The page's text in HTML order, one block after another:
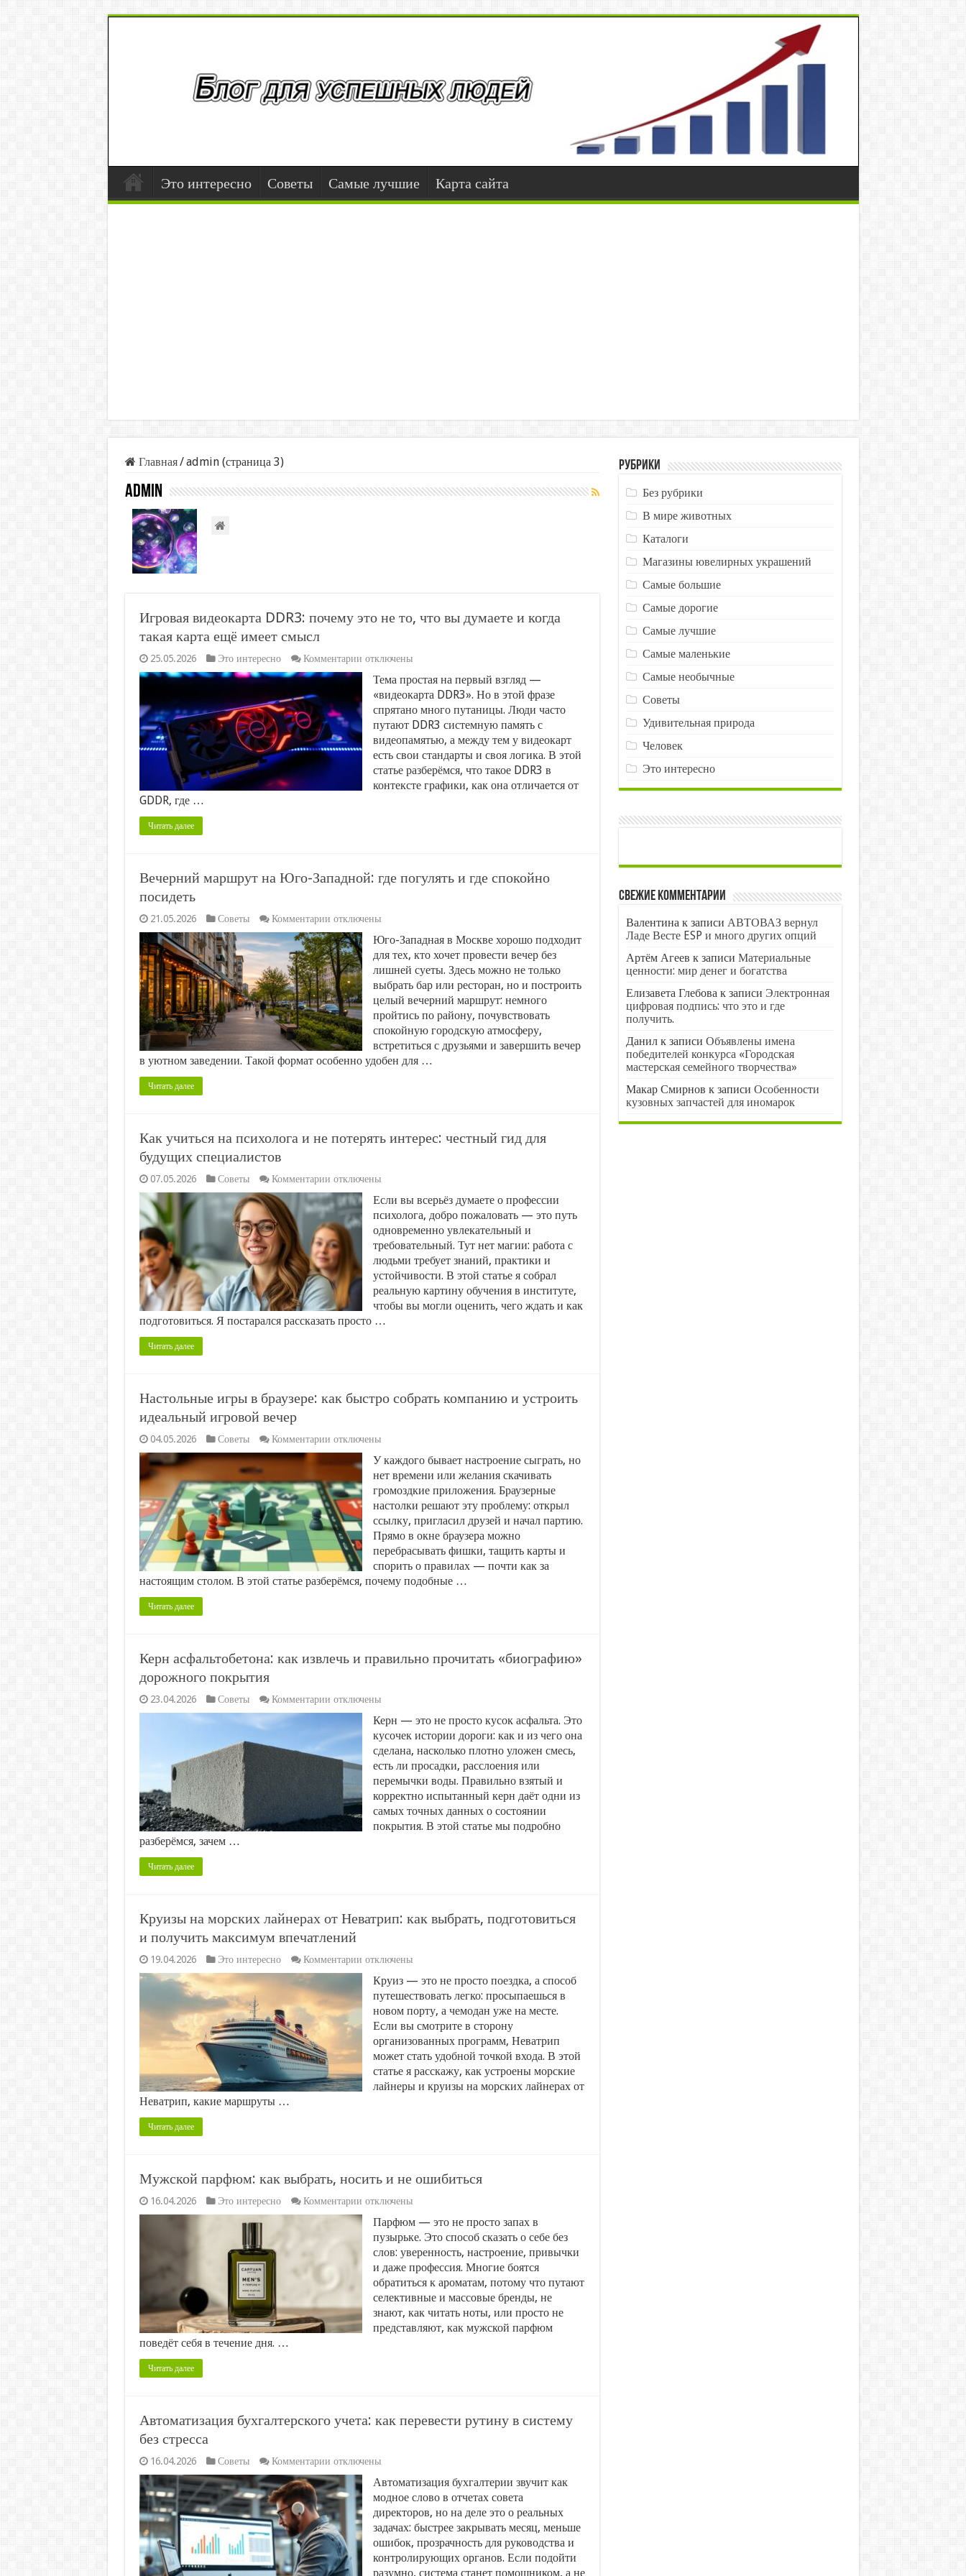
Это интересно Советы Самые лучшие Карта сайта
Главная/admin (страница 3)
admin
Игровая видеокарта DDR3: почему это не то, что вы думаете и когда
такая карта ещё имеет смысл
25.05.2026 Это интересно Комментариик
записи
Игровая
видеокарта
DDR3:
почему
это
не
то,
что
думаете
смысл
отключены
Тема простая на первый взгляд —
«видеокарта DDR3». Но в этой фразе
спрятано много путаницы. Люди часто
путают DDR3 системную память с
видеопамятью, а между тем у видеокарт
есть свои стандарты и своя логика. В этой
статье разберёмся, что такое DDR3 в
контексте графики, как она отличается от
GDDR, где …
Читать далее
Вечерний маршрут на Юго-Западной: где погулять и где спокойно
посидеть
21.05.2026 Советы Комментариик
записи
Вечерний
маршрут
на
Юго-
Западной:
где
погулять
и
где
спокойно
посидеть
отключены
Юго-Западная в Москве хорошо подходит
для тех, кто хочет провести вечер без
лишней суеты. Здесь можно не только
выбрать бар или ресторан, но и построить
целый вечерний маршрут: немного
пройтись по району, почувствовать
спокойную городскую атмосферу,
встретиться с друзьями и завершить вечер
в уютном заведении. Такой формат особенно удобен для …
Читать далее
Как учиться на психолога и не потерять интерес: честный гид для
будущих специалистов
07.05.2026 Советы Комментариик
записи
Как
учиться
на
психолога
и
не
потерять
интерес:
честный
гид
для
отключены
Если вы всерьёз думаете о профессии
психолога, добро пожаловать — это путь
одновременно увлекательный и
требовательный. Тут нет магии: работа с
людьми требует знаний, практики и
устойчивости. В этой статье я собрал
реальную картину обучения в институте,
чтобы вы могли оценить, чего ждать и как
подготовиться. Я постарался рассказать просто …
Читать далее
Настольные игры в браузере: как быстро собрать компанию и устроить
идеальный игровой вечер
04.05.2026 Советы Комментариик
записи
Настольные
в
браузере:
как
быстро
собрать
компанию
и
устроить
идеальный
отключены
У каждого бывает настроение сыграть, но
нет времени или желания скачивать
громоздкие приложения. Браузерные
настолки решают эту проблему: открыл
ссылку, пригласил друзей и начал партию.
Прямо в окне браузера можно
перебрасывать фишки, тащить карты и
спорить о правилах — почти как за
настоящим столом. В этой статье разберёмся, почему подобные …
Читать далее
Керн асфальтобетона: как извлечь и правильно прочитать «биографию»
дорожного покрытия
23.04.2026 Советы Комментариик
записи
асфальтобетона:
извлечь
правильно
прочитать
«биографию»
дорожного
покрытия
отключены
Керн — это не просто кусок асфальта. Это
кусочек истории дороги: как и из чего она
сделана, насколько плотно уложен смесь,
есть ли просадки, расслоения или
перемычки воды. Правильно взятый и
корректно испытанный керн даёт одни из
самых точных данных о состоянии
покрытия. В этой статье мы подробно
разберёмся, зачем …
Читать далее
Круизы на морских лайнерах от Неватрип: как выбрать, подготовиться
и получить максимум впечатлений
19.04.2026 Это интересно Комментариик
записи
Круизы
морских
лайнерах
Неватрип:
как
выбрать,
подготовиться
и
отключены
Круиз — это не просто поездка, а способ
путешествовать легко: просыпаешься в
новом порту, а чемодан уже на месте.
Если вы смотрите в сторону
организованных программ, Неватрип
может стать удобной точкой входа. В этой
статье я расскажу, как устроены морские
лайнеры и круизы на морских лайнерах от
Неватрип, какие маршруты …
Читать далее
Мужской парфюм: как выбрать, носить и не ошибиться
16.04.2026 Это интересно Комментариик
записи
Мужской
парфюм:
как
носить
ошибиться
отключены
Парфюм — это не просто запах в
пузырьке. Это способ сказать о себе без
слов: уверенность, настроение, привычки
и даже профессия. Многие боятся
обратиться к ароматам, потому что путают
селективные и массовые бренды, не
знают, как читать ноты, или просто не
представляют, как мужской парфюм
поведёт себя в течение дня. …
Читать далее
Автоматизация бухгалтерского учета: как перевести рутину в систему
без стресса
16.04.2026 Советы Комментариик
записи
Автоматизация
бухгалтерского
учета:
как
перевести
рутину
в
систему
отключены
Автоматизация бухгалтерии звучит как
модное слово в отчетах совета
директоров, но на деле это о реальных
задачах: быстрее закрывать месяц, меньше
ошибок, прозрачность для руководства и
контролирующих органов. Если подойти
разумно, система станет помощником, а не
Рубрики
Без рубрики
В мире животных
Каталоги
Магазины ювелирных украшений
Самые большие
Самые дорогие
Самые лучшие
Самые маленькие
Самые необычные
Советы
Удивительная природа
Человек
Это интересно
Свежие комментарии
Валентинак записи АВТОВАЗ вернул
Ладе Весте ESP и много других опций
Артём Агеев к записи Материальные
ценности: мир денег и богатства
Елизавета Глебовак записи Электронная
цифровая подпись: что это и где
получить.
Данилк записи Объявлены имена
победителей конкурса «Городская
мастерская семейного творчества»
Макар Смирнов к записи Особенности
кузовных запчастей для иномарок